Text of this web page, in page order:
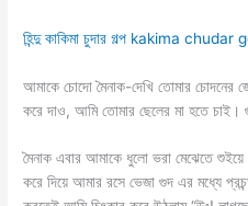
হিন্দু কাকিমা চুদার গল্প kakima chudar
আমাকে চোদো মৈনাক-দেখি তোমার
করে দাও, আমি তোমার ছেলের মা হতে চাই।
মৈনাক এবার আমাকে ধুলো ভরা মেঝেতে
করে দিয়ে আমার রসে ভেজা গুদ এর মধ্যে